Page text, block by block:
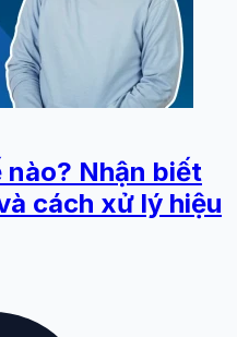
Nhận biết
cách xử lý hiệu